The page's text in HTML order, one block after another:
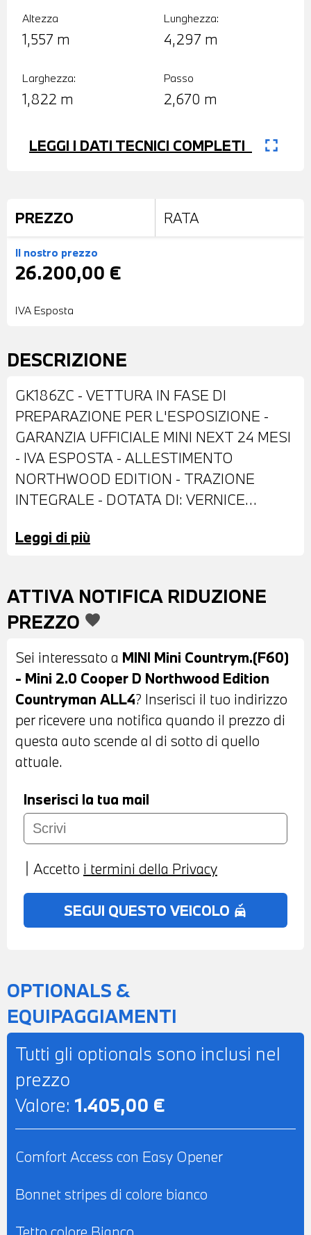
Altezza
1,557 m
Lunghezza:
4,297 m
Larghezza:
1,822 m
Passo
2,670 m
LEGGI I DATI TECNICI COMPLETI fullscreen
PREZZO RATA
Il nostro prezzo
26.200,00 €
IVA Esposta
DESCRIZIONE
GK186ZC - VETTURA IN FASE DI
PREPARAZIONE PER L'ESPOSIZIONE -
GARANZIA UFFICIALE MINI NEXT 24 MESI
- IVA ESPOSTA - ALLESTIMENTO
NORTHWOOD EDITION - TRAZIONE
INTEGRALE - DOTATA DI: VERNICE
DA 17" - RETROVISORI ESTRNI
FARI A LED CON FUNZIONE CORNERING -
FENDINEBBIA A LED - STRISCE ADESIVE
CONTRASTO BIANCO - PORTELLONE
POSTERIORE AUTOMATICO - BARRE
PORTATUTTO SUL TETTO - COMFORT
ACCESS - INTERNI IN STOFFA FIREWORK
CARBON BLACK - VOLANTE SPORTIVO IN
PELLE A TRE RAZZE CON COMANDI
MULTIFUNZIONE - CRUISE CONTROL -
CAMBIO AUTOMATICO - DRIVING
ASSISTANT - CLIMATIZZATORE
ANTERIORE - USB - BLUETOOTH -
NAVIGATORE - RADIO DIGITALE DAB -
PREDISPOSIZIONE APPLE CARPLAY -
INFORMATION - CHIAMATA DI
EMERGENZA - POSSIBILITA' DI PROVA -
POSSIBILITA' DI PERMUTA - POSSIBILITA'
PER L'INTERO IMPORTO
Leggi di più
ATTIVA NOTIFICA RIDUZIONE
PREZZO favorite
Sei interessato a MINI Mini Countrym.(F60)
- Mini 2.0 Cooper D Northwood Edition
Countryman ALL4? Inserisci il tuo indirizzo
per ricevere una notifica quando il prezzo di
questa auto scende al di sotto di quello
attuale.
Inserisci la tua mail
Accetto i termini della Privacy
SEGUI QUESTO VEICOLO no_crash
OPTIONALS &
EQUIPAGGIAMENTI
Tutti gli optionals sono inclusi nel
prezzo
Valore: 1.405,00 €
Comfort Access con Easy Opener
Bonnet stripes di colore bianco